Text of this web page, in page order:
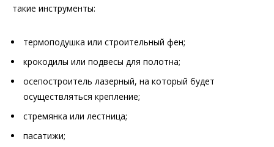
такие инструменты:
термоподушка или строительный фен;
крокодилы или подвесы для полотна;
осепостроитель лазерный, на который будет
осуществляться крепление;
стремянка или лестница;
пасатижи;